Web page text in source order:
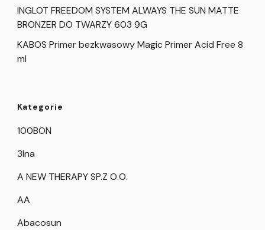
INGLOT FREEDOM SYSTEM ALWAYS THE SUN MATTE
BRONZER DO TWARZY 603 9G
KABOS Primer bezkwasowy Magic Primer Acid Free 8
ml
Kategorie
100BON
3Ina
A NEW THERAPY SP.Z O.O.
AA
Abacosun